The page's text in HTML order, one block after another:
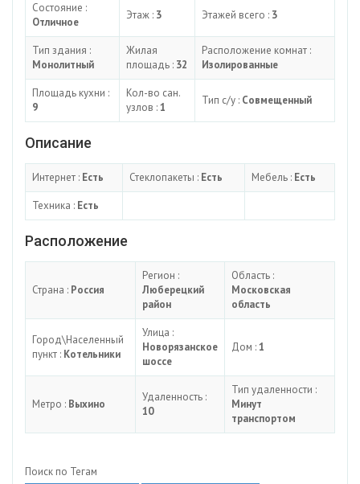
Состояние :
Отличное
Этаж : 3 Этажей всего : 3
Тип здания :
Монолитный
Жилая
площадь : 32
Расположение комнат :
Изолированные
Площадь кухни :
9
Кол-во сан.
узлов :1
Тип с/у : Совмещенный
Описание
Интернет : Есть Стеклопакеты : Есть Мебель : Есть
Техника : Есть
Расположение
Страна : Россия
Регион :
Люберецкий
район
Область :
Московская
область
Город\Населенный
пункт : Котельники
Улица :
Новорязанское
шоссе
Дом :1
Метро : Выхино
Удаленность :
10
Тип удаленности :
Минут
транспортом
Поиск по Тегам